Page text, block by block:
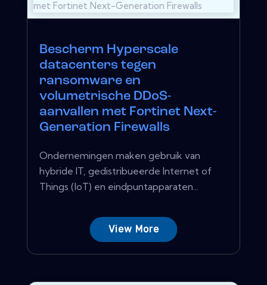
Bescherm Hyperscale
datacenters tegen
ransomware en
volumetrische DDoS-
aanvallen met Fortinet Next-
Generation Firewalls
Ondernemingen maken gebruik van
hybride IT, gedistribueerde Internet of
Things (IoT) en eindpuntapparaten...
View More